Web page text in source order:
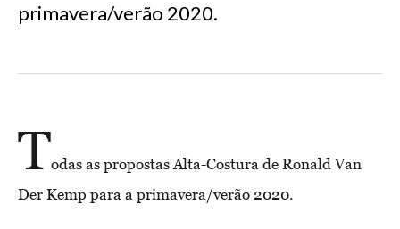
primavera/verão 2020.
Todas as propostas Alta-Costura de Ronald Van
Der Kemp para a primavera/verão 2020.